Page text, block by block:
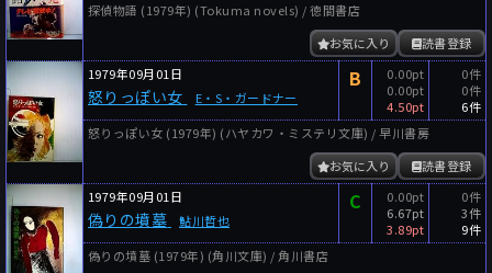
探偵物語 (1979年) (Tokuma novels) / 徳間書店
読書登録
お気に入り
1979年09月01日
怒りっぽい女 E・S・ガードナー
B
0.00pt
0.00pt
4.50pt
0件
0件
6件
怒りっぽい女 (1979年) (ハヤカワ・ミステリ文庫) / 早川書房
読書登録
お気に入り
1979年09月01日
偽りの墳墓 鮎川哲也
C
0.00pt
6.67pt
3.89pt
0件
3件
9件
偽りの墳墓 (1979年) (角川文庫) / 角川書店